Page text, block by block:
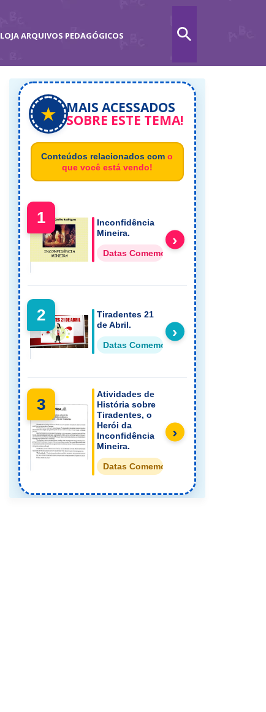
LOJA ARQUIVOS PEDAGÓGICOS
★ MAIS ACESSADOS
SOBRE ESTE TEMA!
Conteúdos relacionados com o
que você está vendo!
1
Inconfidência
Mineira.
Datas Comemorativas História
›
2
Tiradentes 21
de Abril.
Datas Comemorativas História
›
3
Atividades de
História sobre
Tiradentes, o
Herói da
Inconfidência
Mineira.
Datas Comemorativas História
›